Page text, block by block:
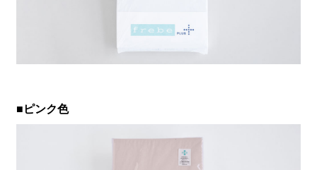
■ピンク色